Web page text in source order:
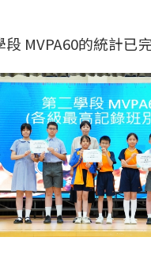
MVPA60的統計